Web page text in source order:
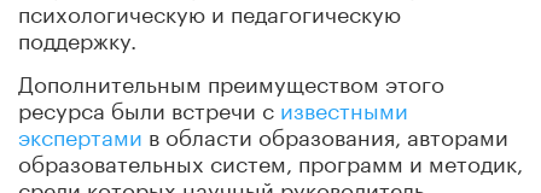
психологическую и педагогическую
поддержку.
Дополнительным преимуществом этого
ресурса были встречи сизвестными
экспертами в области образования, авторами
образовательных систем, программ и методик,